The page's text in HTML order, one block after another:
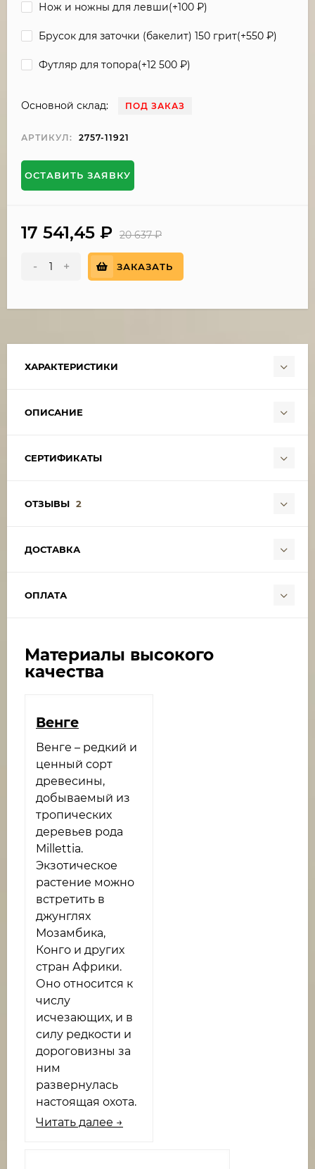
Нож и ножны для левши(+100 ₽)
Брусок для заточки (бакелит) 150 грит(+550 ₽)
Футляр для топора(+12 500 ₽)
Основной склад: ПОД ЗАКАЗ
АРТИКУЛ: 2757-11921
ОСТАВИТЬ ЗАЯВКУ
17 541,45 ₽ 20 637₽
- + ЗАКАЗАТЬ
ХАРАКТЕРИСТИКИ
ОПИСАНИЕ
СЕРТИФИКАТЫ
ОТЗЫВЫ 2
ДОСТАВКА
ОПЛАТА
Материалы высокого
качества
Венге​
Венге – редкий и
ценный сорт
древесины,
добываемый из
тропических
деревьев рода
Millettia.
Экзотическое
растение можно
встретить в
джунглях
Мозамбика,
Конго и других
стран Африки.
Оно относится к
числу
исчезающих, и в
силу редкости и
дороговизны за
ним
развернулась
настоящая охота.
Читать далее →